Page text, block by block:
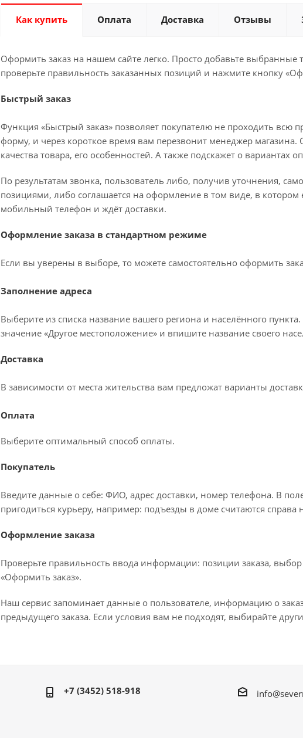
Как купить Оплата Доставка Отзывы
Оформить заказ на нашем сайте легко. Просто добавьте выбранные
проверьте правильность заказанных позиций и нажмите кнопку
Быстрый заказ
Функция «Быстрый заказ» позволяет покупателю не проходить всю
форму, и через короткое время вам перезвонит менеджер
качества товара, его особенностей. А также подскажет о вариантах
По результатам звонка, пользователь либо, получив уточнения,
позициями, либо соглашается на оформление в том виде, в котором
мобильный телефон и ждёт доставки.
Оформление заказа в стандартном режиме
Если вы уверены в выборе, то можете самостоятельно оформить
Заполнение адреса
Выберите из списка название вашего региона и населённого
значение «Другое местоположение» и впишите название своего
Доставка
В зависимости от места жительства вам предложат варианты
Оплата
Выберите оптимальный способ оплаты.
Покупатель
Введите данные о себе: ФИО, адрес доставки, номер телефона. В
пригодиться курьеру, например: подъезды в доме считаются справа
Оформление заказа
Проверьте правильность ввода информации: позиции заказа,
«Оформить заказ».
Наш сервис запоминает данные о пользователе, информацию о
предыдущего заказа. Если условия вам не подходят, выбирайте
+7 (3452) 518-918